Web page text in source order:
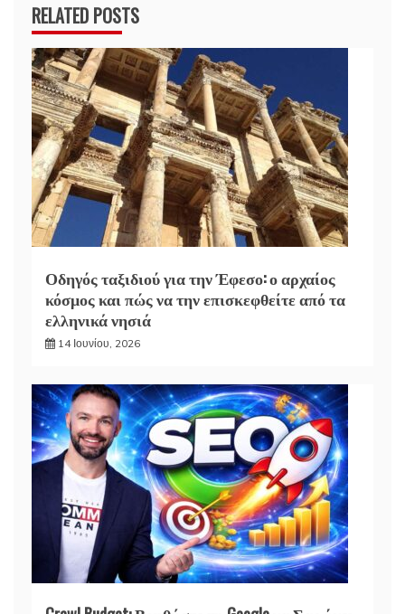
RELATED POSTS
Οδηγός ταξιδιού για την Έφεσο: ο αρχαίος
κόσμος και πώς να την επισκεφθείτε από τα
ελληνικά νησιά
14 Ιουνίου, 2026